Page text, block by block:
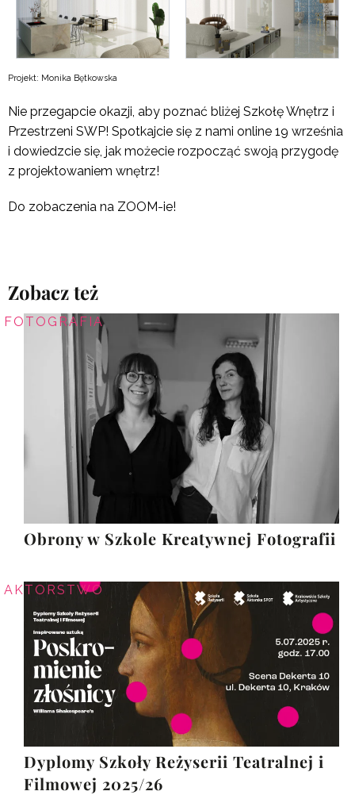
Projekt: Monika Bętkowska
Nie przegapcie okazji, aby poznać bliżej Szkołę Wnętrz i
Przestrzeni SWP! Spotkajcie się z nami online 19 września
i dowiedzcie się, jak możecie rozpocząć swoją przygodę
z projektowaniem wnętrz!
Do zobaczenia na ZOOM-ie!
Zobacz też
FOTOGRAFIA
Obrony w Szkole Kreatywnej Fotografii
AKTORSTWO
Dyplomy Szkoły Reżyserii Teatralnej i
Filmowej 2025/26